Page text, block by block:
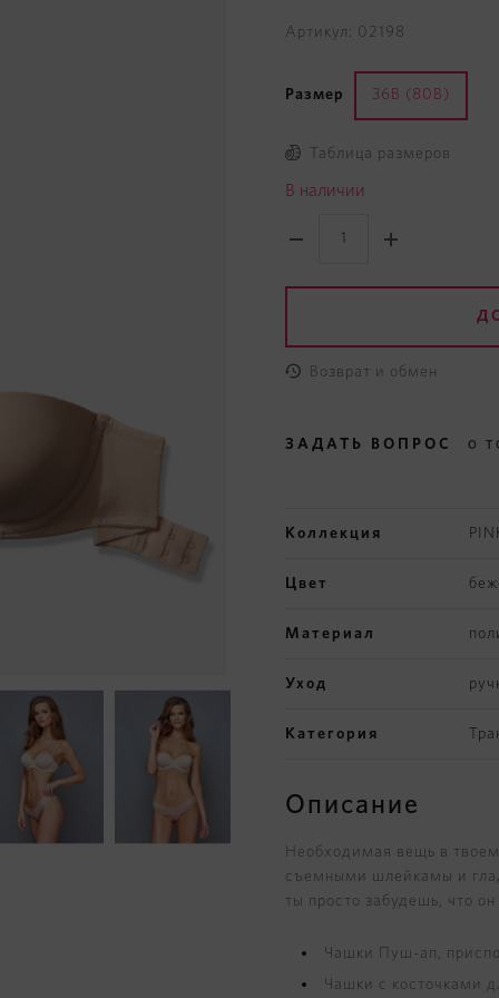
Артикул: 02198
Размер 36B (80B)
Таблица размеров
В наличии
Возврат и обмен
ЗАДАТЬ ВОПРОС О
Коллекция
Цвет
Материал
Уход
Категория
Описание
Необходимая вещь в
съемными шлейкамы и
ты просто забудешь, что он
Чашки Пуш-ап,
Чашки с косточками